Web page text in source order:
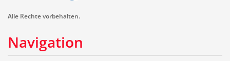
Alle Rechte vorbehalten.
Navigation